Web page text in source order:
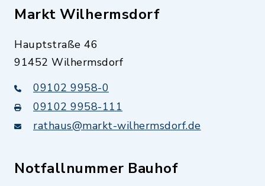
Markt Wilhermsdorf
Hauptstraße 46
91452 Wilhermsdorf
09102 9958-0
09102 9958-111
rathaus@markt-wilhermsdorf.de
Notfallnummer Bauhof